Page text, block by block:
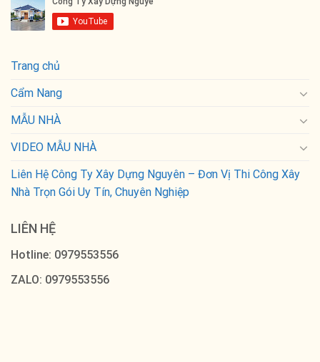
Trang chủ
Cẩm Nang
MẪU NHÀ
VIDEO MẪU NHÀ
Liên Hệ Công Ty Xây Dựng Nguyên – Đơn Vị Thi Công Xây
Nhà Trọn Gói Uy Tín, Chuyên Nghiệp
LIÊN HỆ
Hotline: 0979553556
ZALO: 0979553556